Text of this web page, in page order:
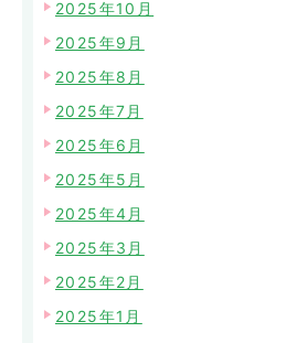
2025年10月
2025年9月
2025年8月
2025年7月
2025年6月
2025年5月
2025年4月
2025年3月
2025年2月
2025年1月